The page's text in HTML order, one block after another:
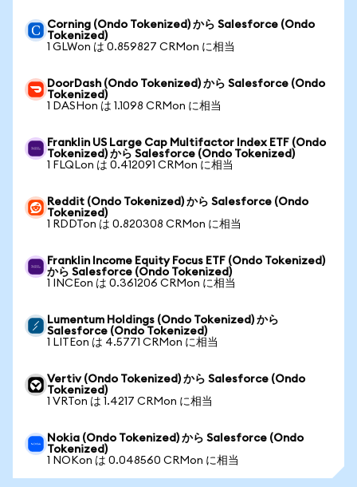
Corning (Ondo Tokenized) から Salesforce (Ondo
Tokenized)
1 GLWon は 0.859827 CRMon に相当
DoorDash (Ondo Tokenized) から Salesforce (Ondo
Tokenized)
1 DASHon は 1.1098 CRMon に相当
Franklin US Large Cap Multifactor Index ETF (Ondo
Tokenized) から Salesforce (Ondo Tokenized)
1 FLQLon は 0.412091 CRMon に相当
Reddit (Ondo Tokenized) から Salesforce (Ondo
Tokenized)
1 RDDTon は 0.820308 CRMon に相当
Franklin Income Equity Focus ETF (Ondo Tokenized)
から Salesforce (Ondo Tokenized)
1 INCEon は 0.361206 CRMon に相当
Lumentum Holdings (Ondo Tokenized) から
Salesforce (Ondo Tokenized)
1 LITEon は 4.5771 CRMon に相当
Vertiv (Ondo Tokenized) から Salesforce (Ondo
Tokenized)
1 VRTon は 1.4217 CRMon に相当
Nokia (Ondo Tokenized) から Salesforce (Ondo
Tokenized)
1 NOKon は 0.048560 CRMon に相当